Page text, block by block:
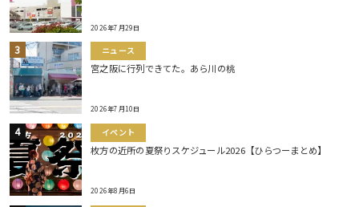
2026年7月29日
ニュース
宮之阪に行列できてた。あら川の桃
2026年7月10日
イベント
枚方の近所の夏祭りスケジュール2026【ひらつーまとめ】
2026年8月6日